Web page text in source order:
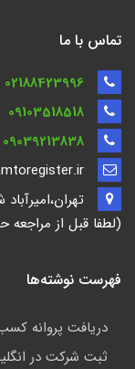
تماس با ما
02188423996
09103518518
09039213838
(لطفا قبل از
فهرست نوشته‌ها
دریافت پروانه کسب
ثبت شرکت در